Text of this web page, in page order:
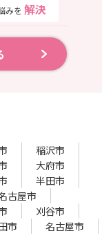
みを 解決
稲沢市
大府市
半田市
古屋市
刈谷市
市
名古屋市